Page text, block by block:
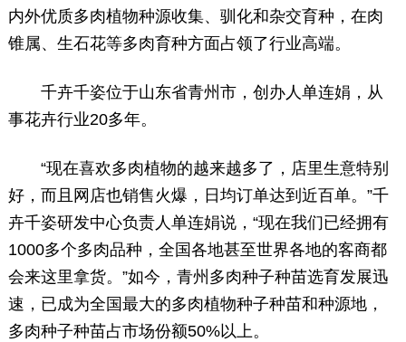
内外优质多肉植物种源收集、驯化和杂交育种，在肉
锥属、生石花等多肉育种方面占领了行业高端。
千卉千姿位于山东省青州市，创办人单连娟，从
事花卉行业20多年。
“现在喜欢多肉植物的越来越多了，店里生意特别
好，而且网店也销售火爆，日均订单达到近百单。”千
卉千姿研发中心负责人单连娟说，“现在我们已经拥有
1000多个多肉品种，全国各地甚至世界各地的客商都
会来这里拿货。”如今，青州多肉种子种苗选育发展迅
速，已成为全国最大的多肉植物种子种苗和种源地，
多肉种子种苗占市场份额50%以上。